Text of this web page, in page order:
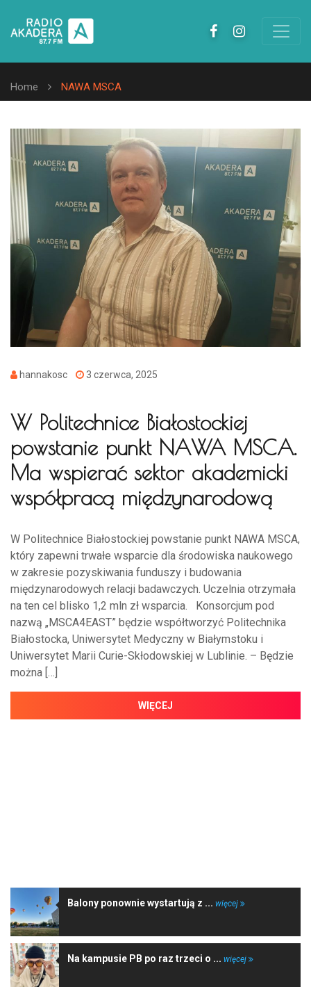
Home NAWA MSCA
hannakosc 3 czerwca, 2025
W Politechnice Białostockiej
powstanie punkt NAWA MSCA.
Ma wspierać sektor akademicki
współpracą międzynarodową
W Politechnice Białostockiej powstanie punkt NAWA MSCA,
który zapewni trwałe wsparcie dla środowiska naukowego
w zakresie pozyskiwania funduszy i budowania
międzynarodowych relacji badawczych. Uczelnia otrzymała
na ten cel blisko 1,2 mln zł wsparcia. Konsorcjum pod
nazwą „MSCA4EAST” będzie współtworzyć Politechnika
Białostocka, Uniwersytet Medyczny w Białymstoku i
Uniwersytet Marii Curie-Skłodowskiej w Lublinie. – Będzie
można […]
WIĘCEJ
Balony ponownie wystartują z ... więcej
Na kampusie PB po raz trzeci o ... więcej